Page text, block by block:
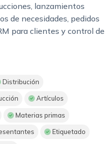
lanzamientos
de necesidades, pedidos
para clientes y control de
Distribución
Artículos
Materias primas
Etiquetado